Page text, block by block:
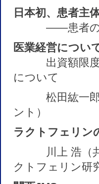
日本初、患者主
――患者の真
医業経営につい
出資額限度法
について
松田紘一郎（
ント）
ラクトフェリン
川上 浩（共立
クトフェリン研